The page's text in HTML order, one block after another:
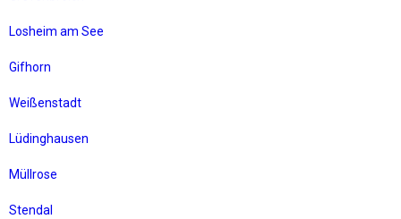
Losheim am See
Gifhorn
Weißenstadt
Lüdinghausen
Müllrose
Stendal